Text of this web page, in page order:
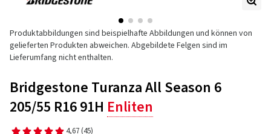
Produktabbildungen sind beispielhafte Abbildungen und können von
gelieferten Produkten abweichen. Abgebildete Felgen sind im
Lieferumfang nicht enthalten.
Bridgestone Turanza All Season 6
205/55 R16 91H Enliten
4,67 (45)